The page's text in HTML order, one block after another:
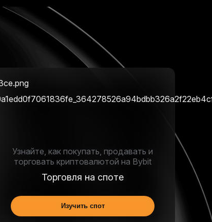
Узнайте, как покупать, продавать и
торговать криптовалютой на Bybit
Торговля на споте